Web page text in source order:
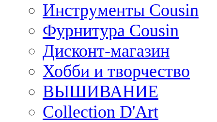
Инструменты Cousin
Фурнитура Cousin
Дисконт-магазин
Хобби и творчество
ВЫШИВАНИЕ
Collection D'Art